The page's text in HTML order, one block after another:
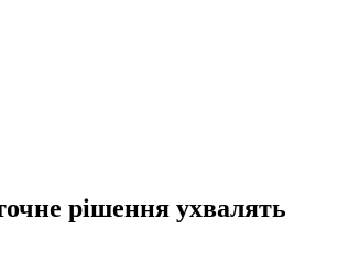
рішення ухвалять